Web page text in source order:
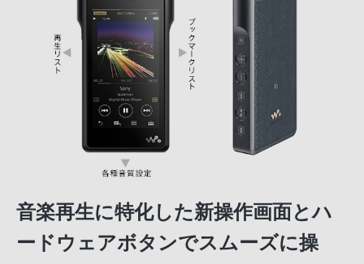
音楽再生に特化した新操作画面とハ
ードウェアボタンでスムーズに操